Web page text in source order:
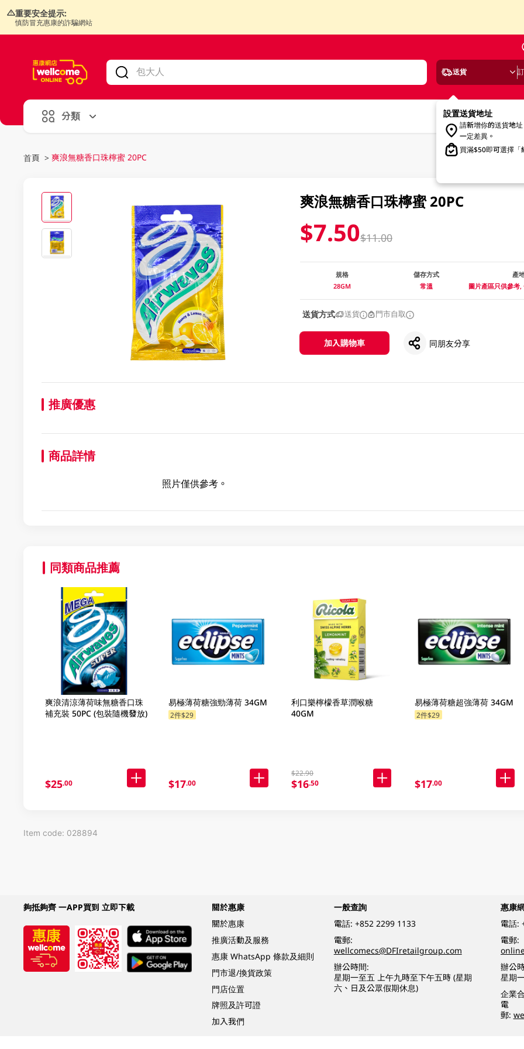
重要安全提示:
慎防冒充惠康的詐騙網站
送貨
設置送貨地址
請新增你的送貨地
一定差異。
買滿$50即可選擇「
分類
首頁 > 爽浪無糖香口珠檸蜜 20PC
爽浪無糖香口珠檸蜜 20PC
$7.50$11.00
規格
28GM
儲存方式
常溫
產
圖片產區只供參考
送貨方式 送貨 門市自取
加入購物車 同朋友分享
推廣優惠
商品詳情
照片僅供參考。
同類商品推薦
爽浪清涼薄荷味無糖香口珠
補充裝 50PC (包裝隨機發放)
$25.00
易極薄荷糖強勁薄荷 34GM
2件$29
$17.00
利口樂檸檬香草潤喉糖
40GM
$22.90
$16.50
易極薄荷糖超強薄荷 34GM
2件$29
$17.00
Item code: 028894
夠抵夠齊 一APP買到 立即下載
關於惠康
關於惠康
推廣活動及服務
惠康 WhatsApp 條款及細則
門市退/換貨政策
門店位置
牌照及許可證
加入我們
一般查詢
電話: +852 2299 1133
電郵:
wellcomecs@DFIretailgroup.com
辦公時間:
星期一至五 上午九時至下午五時 (星期
六、日及公眾假期休息)
惠康
電話:
電郵:
辦公
星期
企業
電
郵: